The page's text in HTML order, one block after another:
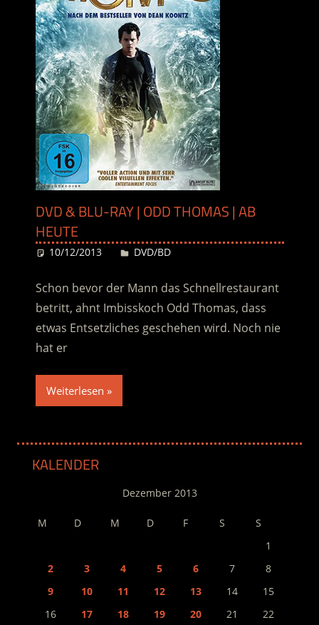
DVD & BLU-RAY | ODD THOMAS | AB
HEUTE
10/12/2013 Desiree
DVD/BD
Schon bevor der Mann das Schnellrestaurant
betritt, ahnt Imbisskoch Odd Thomas, dass
etwas Entsetzliches geschehen wird. Noch nie
hat er
Weiterlesen
KALENDER
Dezember 2013
M D M D F S
S
1
2
3 4 5 6 7
8
9
10 11 12 13 14
15
16
17 18 19 20 21
22